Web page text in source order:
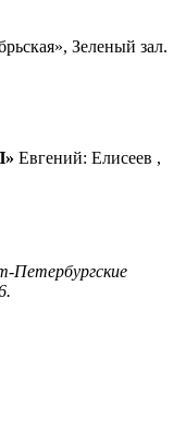
Зеленый зал.
Евгений: Елисеев ,
Петербургские